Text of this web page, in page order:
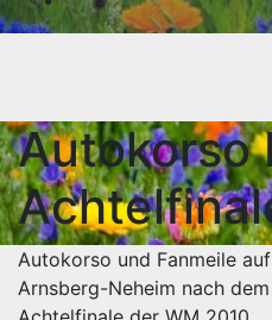
Autokorso
Autokorso und Fanmeile
Arnsberg-Neheim nach